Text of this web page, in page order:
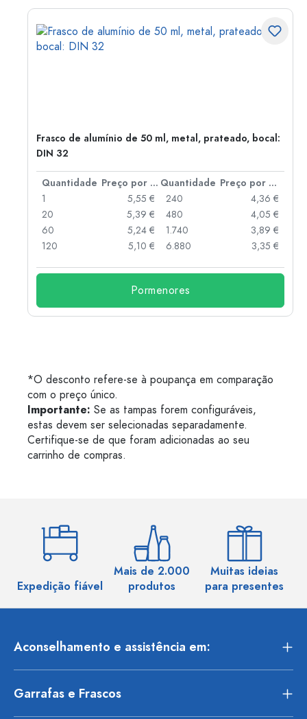
Frasco de alumínio de 50 ml, metal, prateado, bocal:
DIN 32
Quantidade Preço por peça Quantidade
Preço por peça
1
5,55 €
20
5,39 €
60
5,24 €
120
5,10 €
240
4,36 €
480
4,05 €
1.740
3,89 €
6.880
3,35 €
Pormenores
*O desconto refere-se à poupança em comparação
com o preço único.
Importante: Se as tampas forem configuráveis,
estas devem ser selecionadas separadamente.
Certifique-se de que foram adicionadas ao seu
carrinho de compras.
Expedição fiável
Mais de 2.000
produtos
Muitas ideias
para presentes
Aconselhamento e assistência em:
Garrafas e Frascos